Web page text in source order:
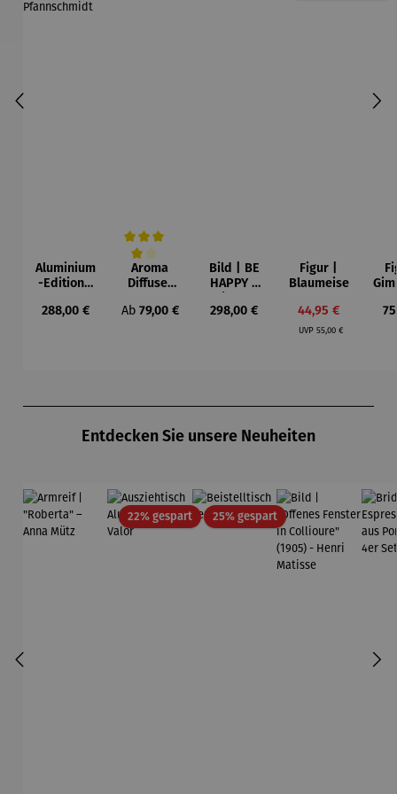
Aluminium
-Edition |
MY LIFE
Regulärer Preis:
288,00 €
Durchschnittliche Bewertung von 4 von 5 Sternen
Aroma
Diffuser
Laterne –
Regulärer Preis:
Ab 79,00 €
Bild | BE
HAPPY –
Pfannsch
Regulärer Preis:
298,00 €
Figur |
Blaumeise
Verkaufspreis:
44,95 €
UVP Regulärer Preis:
55,00 €
Entdecken Sie unsere Neuheiten
22% gespartRabatt25% gespartRabatt